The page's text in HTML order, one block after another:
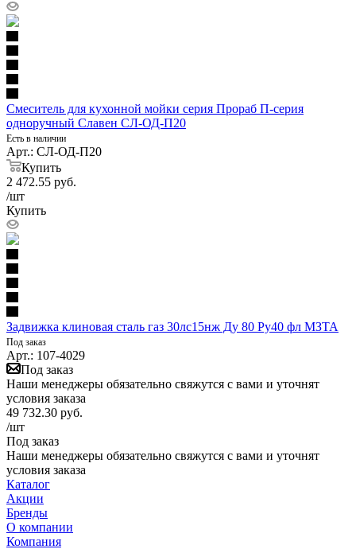
Смеситель для кухонной мойки серия Прораб П-серия
одноручный Славен СЛ-ОД-П20
Есть в наличии
Арт.: СЛ-ОД-П20
Купить
2 472.55 руб.
/шт
Купить
Задвижка клиновая сталь газ 30лс15нж Ду 80 Ру40 фл МЗТА
Под заказ
Арт.: 107-4029
Под заказ
Наши менеджеры обязательно свяжутся с вами и уточнят
условия заказа
49 732.30 руб.
/шт
Под заказ
Наши менеджеры обязательно свяжутся с вами и уточнят
условия заказа
Каталог
Акции
Бренды
О компании
Компания